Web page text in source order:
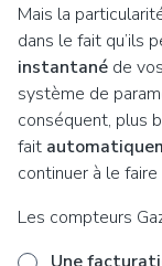
Mais la
dans le fait qu’ils
instantané de
système de
conséquent, plus
fait
continuer à le
Les compteurs